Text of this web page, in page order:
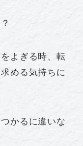
よぎる時、転
める気持ちに
かるに違いな